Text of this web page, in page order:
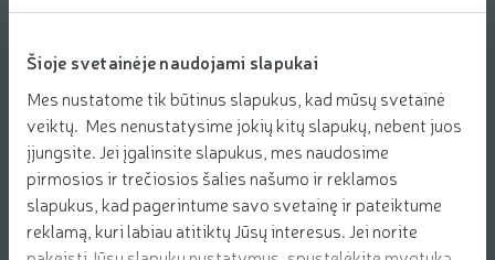
Šioje svetainėje naudojami slapukai
Mes nustatome tik būtinus slapukus, kad mūsų svetainė
veiktų. Mes nenustatysime jokių kitų slapukų, nebent juos
įjungsite. Jei įgalinsite slapukus, mes naudosime
pirmosios ir trečiosios šalies našumo ir reklamos
slapukus, kad pagerintume savo svetainę ir pateiktume
reklamą, kuri labiau atitiktų Jūsų interesus. Jei norite